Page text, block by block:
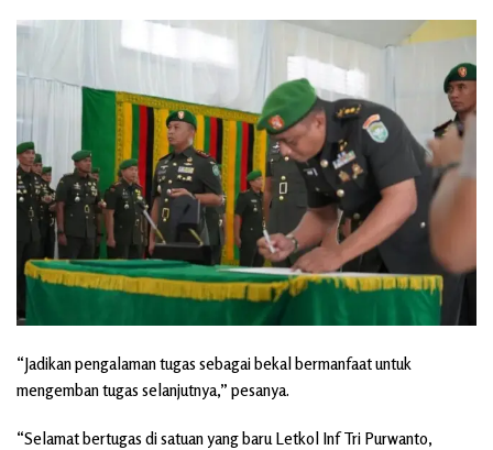
“Jadikan pengalaman tugas sebagai bekal bermanfaat untuk
mengemban tugas selanjutnya,” pesanya.
“Selamat bertugas di satuan yang baru Letkol Inf Tri Purwanto,